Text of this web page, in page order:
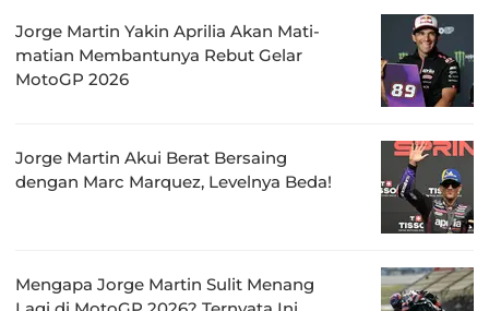
Jorge Martin Yakin Aprilia Akan Mati-
matian Membantunya Rebut Gelar
MotoGP 2026
Jorge Martin Akui Berat Bersaing
dengan Marc Marquez, Levelnya Beda!
Mengapa Jorge Martin Sulit Menang